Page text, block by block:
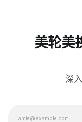
美轮美
深